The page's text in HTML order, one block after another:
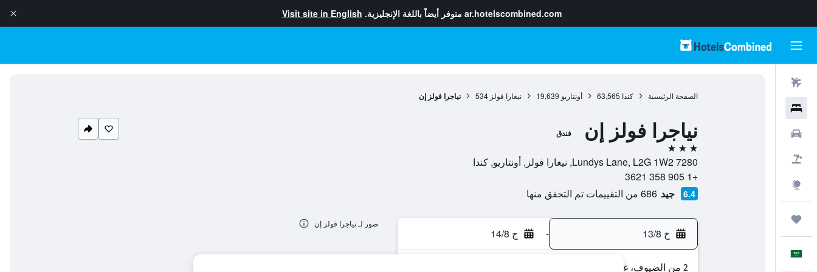
ar.hotelscombined.com متوفر أيضاً باللغة الإنجليزية. Visit site in English
الصفحة الرئيسية كندا 63,565 أونتاريو 19,639 نيغارا فولز 534 نياجرا فولز إن
نياجرا فولز إن فندق
3 نجوم
7280 Lundys Lane, L2G 1W2, نيغارا فولز, أونتاريو, كندا
+1 905 358 3621
6.4 جيد 686 من التقييمات تم التحقق منها
خ 13/8 - ج 14/8
2 من الضيوف، غرفة واحدة
صور لـ نياجرا فولز إن